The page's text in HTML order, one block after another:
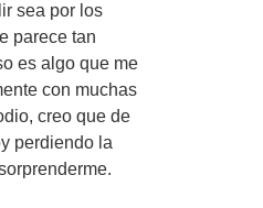
sea por los
parece tan
es algo que me
con muchas
creo que de
perdiendo la